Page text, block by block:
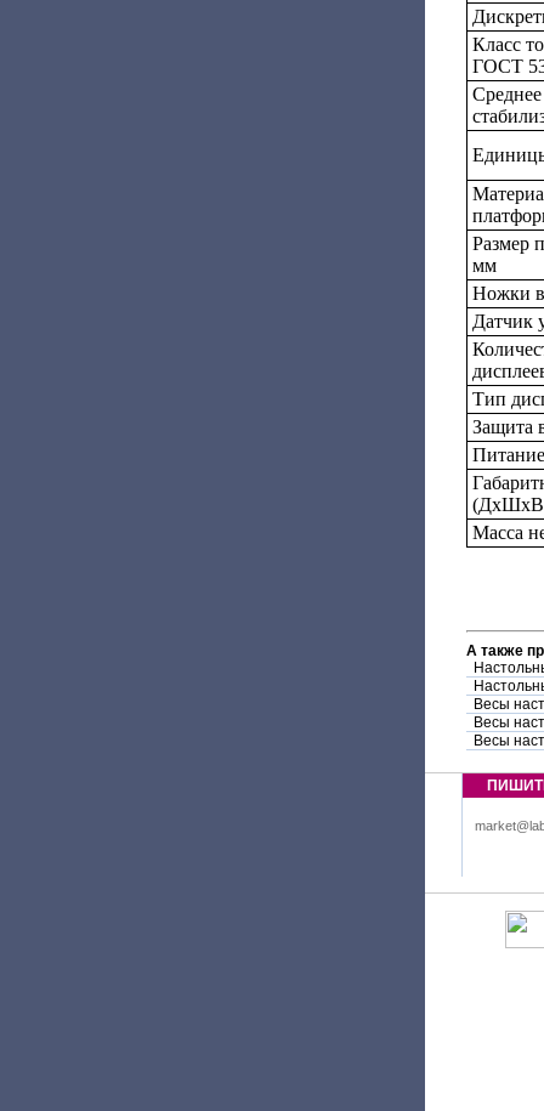
Класс
ГОСТ
Размер
мм
Ножки
Датчик
Тип
Защита
Питание
Масса
А также
Весы
Весы
Весы